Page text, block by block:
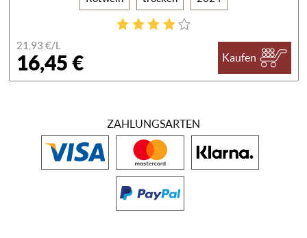
21,93 €/L
16,45 € Kaufen
ZAHLUNGSARTEN